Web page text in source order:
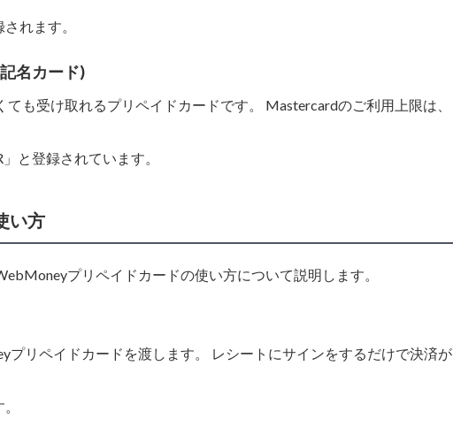
れます。
名カード)
も受け取れるプリペイドカードです。 Mastercardのご利用上限は、
と登録されています。
い方
プリペイドカードの使い方について説明します。
プリペイドカードを渡します。 レシートにサインをするだけで決済が